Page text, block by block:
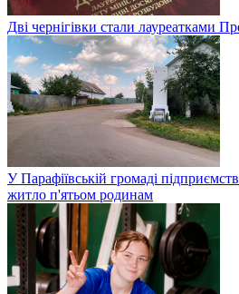
Дві чернігівки стали лауреатками
У Парафіївській громаді
житло п'ятьом родинам